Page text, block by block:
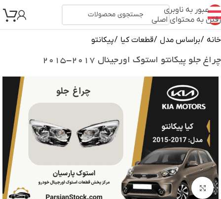
عبور به ناوبری
رفتن به محتوای اصلی
خانه /براساس مدل /قطعات کیا /پیکانتو
چراغ جلو پیکانتو استوک اورجینال ۲۰۱۷-۲۰۱۵
بزرگنمایی تصویر